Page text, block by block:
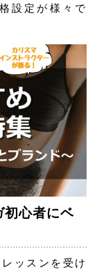
設定が様々で
初心者にベ
ッスンを受け